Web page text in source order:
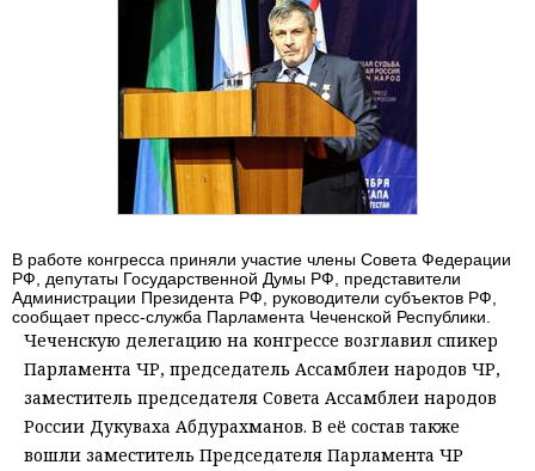
В работе конгресса приняли участие члены Совета Федерации
РФ, депутаты Государственной Думы РФ, представители
Администрации Президента РФ, руководители субъектов РФ,
сообщает пресс-служба Парламента Чеченской Республики.
Чеченскую делегацию на конгрессе возглавил спикер
Парламента ЧР, председатель Ассамблеи народов ЧР,
заместитель председателя Совета Ассамблеи народов
России Дукуваха Абдурахманов. В её состав также
вошли заместитель Председателя Парламента ЧР